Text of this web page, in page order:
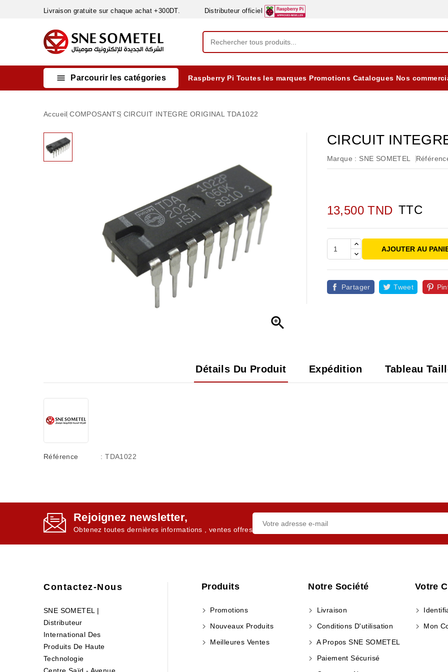
Livraison gratuite sur chaque achat +300DT. Distributeur officiel
 Parcourir les catégories Raspberry Pi Toutes les marques Promotions Catalogues Nos
Accueil COMPOSANTS CIRCUIT INTEGRE ORIGINAL TDA1022

CIRCUIT
Marque : SNE SOMETEL
13,500 TND TTC
AJOUTER AU
Partager Tweet
Détails Du Produit Expédition Tableau
Référence : TDA1022
Rejoignez newsletter,
Obtenez toutes dernières informations , ventes offres
Contactez-Nous
SNE SOMETEL |
Distributeur
International Des
Produits De Haute
Technologie
Produits
Promotions
Nouveaux Produits
Meilleures Ventes
Notre Société
Livraison
Conditions D'utilisation
A Propos SNE SOMETEL
Paiement Sécurisé
Votre
Mon